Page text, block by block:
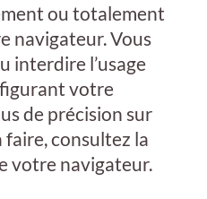
ou totalement
navigateur. Vous
interdire l’usage
votre
de précision sur
consultez la
votre navigateur.